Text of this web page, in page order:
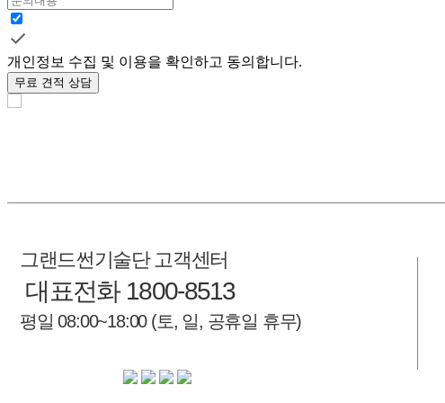
개인정보 수집 및 이용을 확인하고 동의합니다.
무료 견적 상담
그랜드썬기술단 고객센터
대표전화 1800-8513
평일 08:00~18:00 (토, 일, 공휴일 휴무)